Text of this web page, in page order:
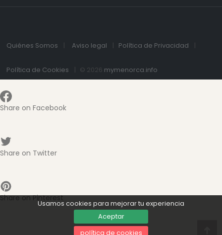
Usamos cookies para mejorar tu experiencia
Aceptar
política de cookies
Quiénes Somos Aviso legal Política de Privacidad
Política de Cookies © 2026 mymenorca.info
Share on Facebook
Share on Twitter
Share on Pinterest